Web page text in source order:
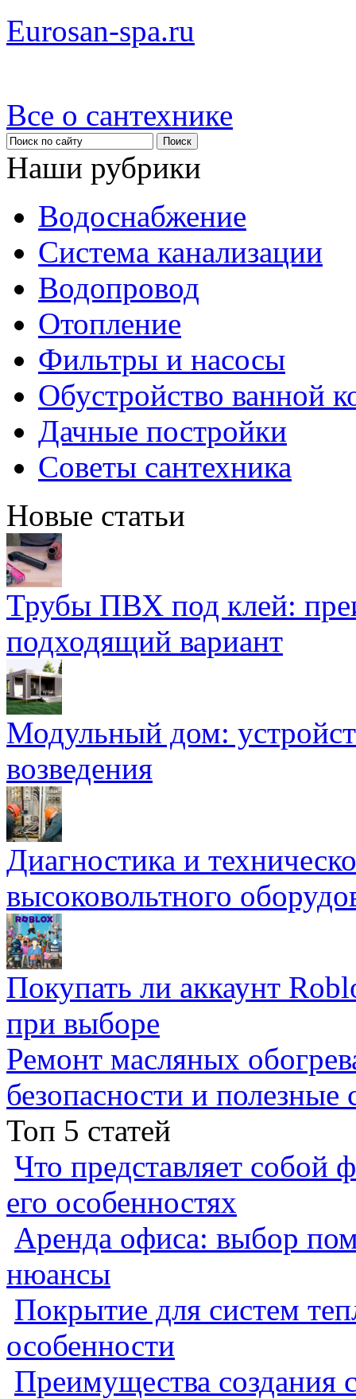
Eurosan-spa.ru
Все о сантехнике
Наши рубрики
Водоснабжение
Система канализации
Водопровод
Отопление
Фильтры и насосы
Обустройство ванной
Дачные постройки
Советы сантехника
Новые статьи
Трубы ПВХ под клей:
подходящий вариант
Модульный дом:
возведения
Диагностика и
высоковольтного
Покупать ли аккаунт
при выборе
Ремонт масляных
безопасности и полезные
Топ 5 статей
Что представляет собой
его особенностях
Аренда офиса: выбор
нюансы
Покрытие для систем
особенности
Преимущества создания